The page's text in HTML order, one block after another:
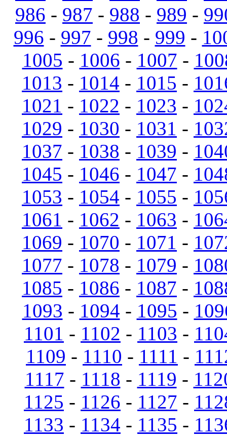
986 - 987 - 988 - 989 -
996 - 997 - 998 - 999 -
1005 - 1006 - 1007 -
1013 - 1014 - 1015 -
1021 - 1022 - 1023 -
1029 - 1030 - 1031 -
1037 - 1038 - 1039 -
1045 - 1046 - 1047 -
1053 - 1054 - 1055 -
1061 - 1062 - 1063 -
1069 - 1070 - 1071 -
1077 - 1078 - 1079 -
1085 - 1086 - 1087 -
1093 - 1094 - 1095 -
1101 - 1102 - 1103 -
1109 - 1110 - 1111 -
1117 - 1118 - 1119 -
1125 - 1126 - 1127 -
1133 - 1134 - 1135 -